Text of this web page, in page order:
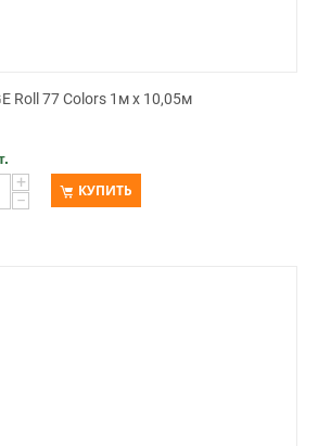
Roll 77 Colors 1м х 10,05м
+
−
КУПИТЬ